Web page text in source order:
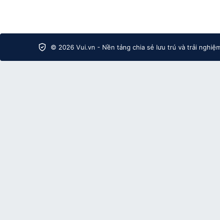
© 2026 Vui.vn - Nền tảng chia sẻ lưu trú và trải